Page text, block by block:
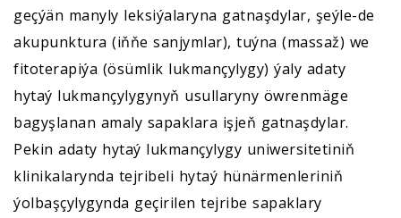
geçýän manyly leksiýalaryna gatnaşdylar, şeýle-de
akupunktura (iňňe sanjymlar), tuýna (massaž) we
fitoterapiýa (ösümlik lukmançylygy) ýaly adaty
hytaý lukmançylygynyň usullaryny öwrenmäge
bagyşlanan amaly sapaklara işjeň gatnaşdylar.
Pekin adaty hytaý lukmançylygy uniwersitetiniň
klinikalarynda tejribeli hytaý hünärmenleriniň
ýolbaşçylygynda geçirilen tejribe sapaklary